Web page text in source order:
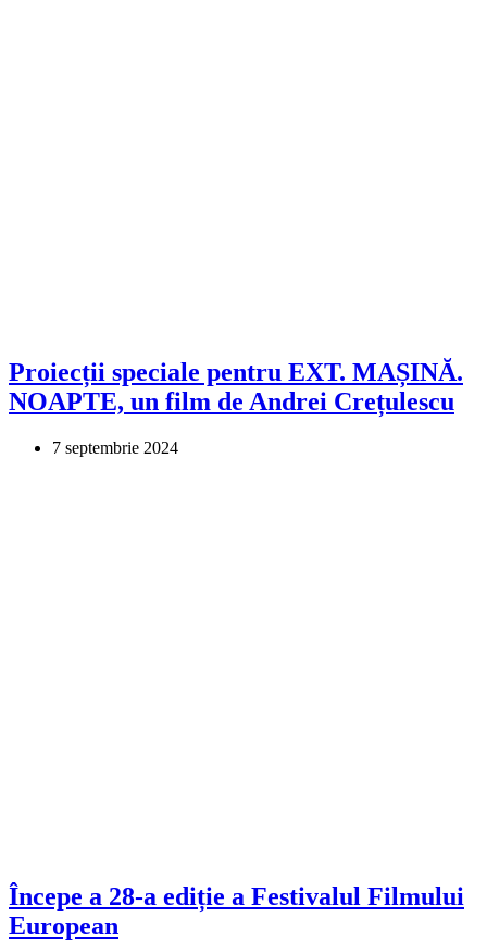
Proiecții speciale pentru EXT. MAȘINĂ.
NOAPTE, un film de Andrei Crețulescu
7 septembrie 2024
Începe a 28-a ediție a Festivalul Filmului
European